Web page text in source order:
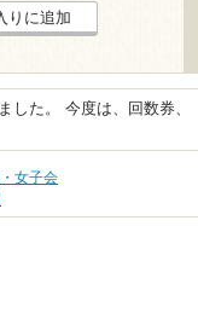
りに追加
した。 今度は、回数券、
女子会